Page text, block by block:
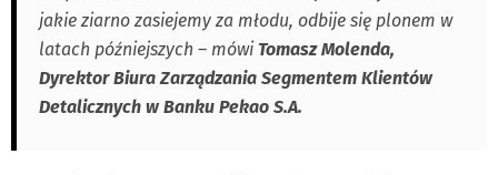
jakie ziarno zasiejemy za młodu, odbije się plonem w
latach późniejszych – mówi Tomasz Molenda,
Dyrektor Biura Zarządzania Segmentem Klientów
Detalicznych w Banku Pekao S.A.